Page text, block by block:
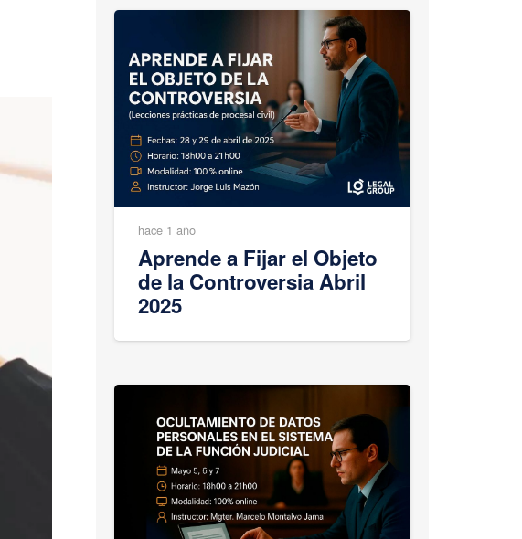
hace 1 año
Aprende a Fijar el Objeto
de la Controversia Abril
2025